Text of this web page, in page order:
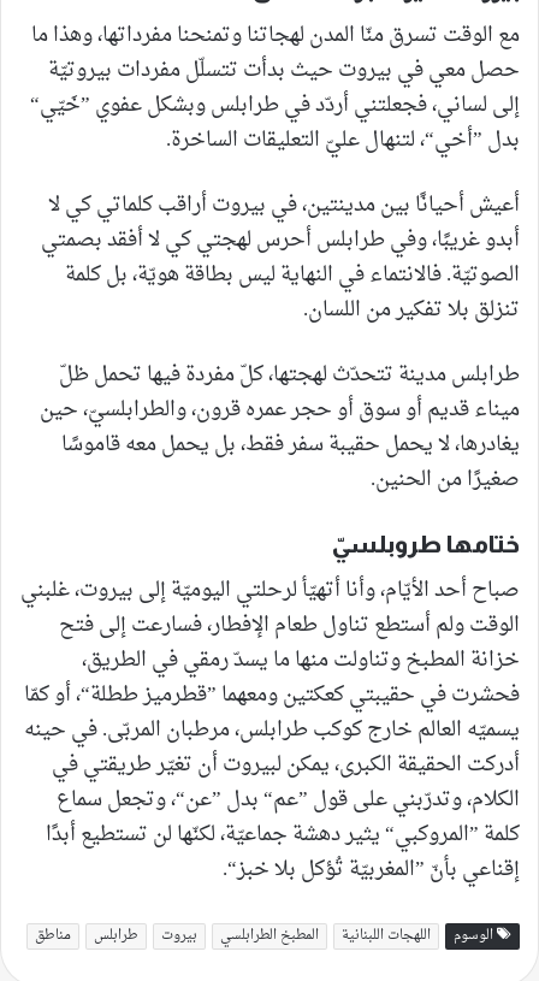
مع الوقت تسرق منّا المدن لهجاتنا وتمنحنا مفرداتها، وهذا ما
حصل معي في بيروت حيث بدأت تتسلّل مفردات بيروتيّة
إلى لساني، فجعلتني أردّد في طرابلس وبشكل عفوي ”خَيّي“
بدل ”أخي“، لتنهال عليّ التعليقات الساخرة.
أعيش أحيانًا بين مدينتين، في بيروت أراقب كلماتي كي لا
أبدو غريبًا، وفي طرابلس أحرس لهجتي كي لا أفقد بصمتي
الصوتيّة. فالانتماء في النهاية ليس بطاقة هويّة، بل كلمة
تنزلق بلا تفكير من اللسان.
طرابلس مدينة تتحدّث لهجتها، كلّ مفردة فيها تحمل ظلّ
ميناء قديم أو سوق أو حجر عمره قرون، والطرابلسيّ، حين
يغادرها، لا يحمل حقيبة سفر فقط، بل يحمل معه قاموسًا
صغيرًا من الحنين.
ختامها طروبلسيّ
صباح أحد الأيّام، وأنا أتهيّأ لرحلتي اليوميّة إلى بيروت، غلبني
الوقت ولم أستطع تناول طعام الإفطار، فسارعت إلى فتح
خزانة المطبخ وتناولت منها ما يسدّ رمقي في الطريق،
فحشرت في حقيبتي كعكتين ومعهما ”قطرميز ططلة“، أو كمّا
يسميّه العالم خارج كوكب طرابلس، مرطبان المربّى. في حينه
أدركت الحقيقة الكبرى، يمكن لبيروت أن تغيّر طريقتي في
الكلام، وتدرّبني على قول ”عم“ بدل ”عن“، وتجعل سماع
كلمة ”المروكبي“ يثير دهشة جماعيّة، لكنّها لن تستطيع أبدًا
إقناعي بأنّ ”المغربيّة تُؤكل بلا خبز“.
الوسوم اللهجات اللبنانية المطبخ الطرابلسي بيروت طرابلس مناطق